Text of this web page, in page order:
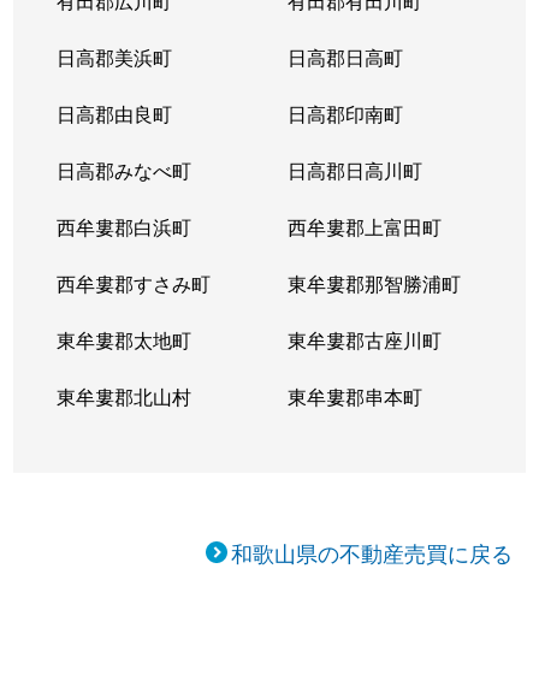
日高郡美浜町 日高郡日高町
日高郡由良町 日高郡印南町
日高郡みなべ町 日高郡日高川町
西牟婁郡白浜町 西牟婁郡上富田町
西牟婁郡すさみ町 東牟婁郡那智勝浦町
東牟婁郡太地町 東牟婁郡古座川町
東牟婁郡北山村 東牟婁郡串本町
和歌山県の不動産売買に戻る